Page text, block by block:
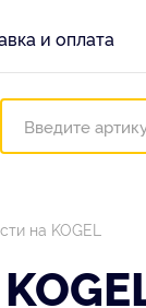
и оплата
на KOGEL